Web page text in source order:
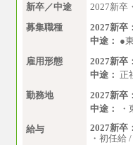
新卒／中途
2027新卒
募集職種
2027新卒：
中途： ●
雇用形態
2027新卒：
中途： 正
勤務地
2027新卒：
中途：
・
給与
2027新卒：
・初任給